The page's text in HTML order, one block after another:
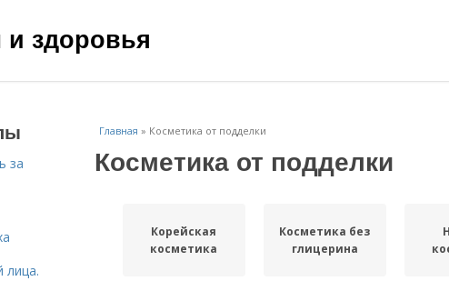
здоровья
Главная » Косметика от подделки
Косметика от подделки
Корейская
косметика
Косметика без
глицерина
за
лица.